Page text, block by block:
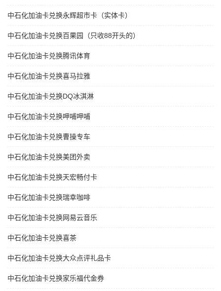
中石化加油卡兑换永辉超市卡（实体卡）
中石化加油卡兑换百果园（只收88开头的）
中石化加油卡兑换腾讯体育
中石化加油卡兑换喜马拉雅
中石化加油卡兑换DQ冰淇淋
中石化加油卡兑换呷哺呷哺
中石化加油卡兑换曹操专车
中石化加油卡兑换美团外卖
中石化加油卡兑换天宏畅付卡
中石化加油卡兑换瑞幸咖啡
中石化加油卡兑换网易云音乐
中石化加油卡兑换喜茶
中石化加油卡兑换大众点评礼品卡
中石化加油卡兑换家乐福代金券